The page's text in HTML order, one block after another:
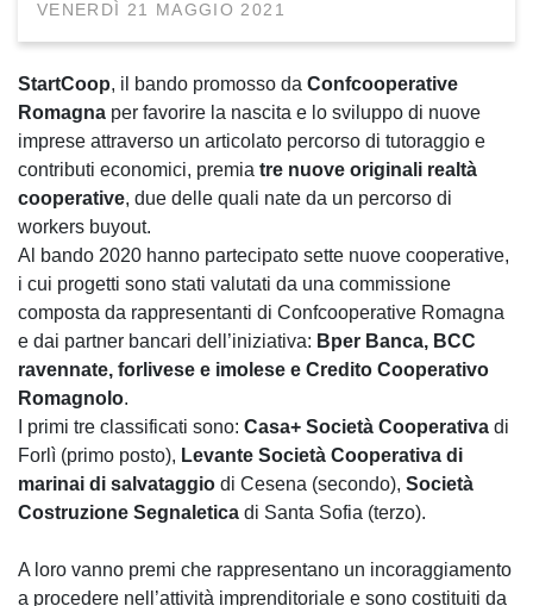
VENERDÌ 21 MAGGIO 2021
StartCoop, il bando promosso da Confcooperative
Romagna per favorire la nascita e lo sviluppo di nuove
imprese attraverso un articolato percorso di tutoraggio e
contributi economici, premia tre nuove originali realtà
cooperative, due delle quali nate da un percorso di
workers buyout.
Al bando 2020 hanno partecipato sette nuove cooperative,
i cui progetti sono stati valutati da una commissione
composta da rappresentanti di Confcooperative Romagna
e dai partner bancari dell’iniziativa: Bper Banca, BCC
ravennate, forlivese e imolese e Credito Cooperativo
Romagnolo.
I primi tre classificati sono: Casa+ Società Cooperativa di
Forlì (primo posto), Levante Società Cooperativa di
marinai di salvataggio di Cesena (secondo), Società
Costruzione Segnaletica di Santa Sofia (terzo).
A loro vanno premi che rappresentano un incoraggiamento
a procedere nell’attività imprenditoriale e sono costituiti da